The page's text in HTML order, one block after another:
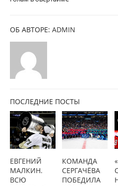
ОБ АВТОРЕ: ADMIN
ПОСЛЕДНИЕ ПОСТЫ
ЕВГЕНИЙ
МАЛКИН.
ВСЮ
КОМАНДА
СЕРГАЧЁВА
ПОБЕДИЛА